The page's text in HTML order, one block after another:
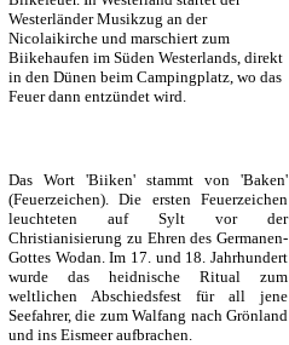
Westerländer Musikzug an der
Nicolaikirche und marschiert zum
Biikehaufen im Süden Westerlands, direkt
in den Dünen beim Campingplatz, wo das
Feuer dann entzündet wird.
Das Wort 'Biiken' stammt von 'Baken'
(Feuerzeichen). Die ersten Feuerzeichen
leuchteten auf Sylt vor der
Christianisierung zu Ehren des Germanen-
Gottes Wodan. Im 17. und 18. Jahrhundert
wurde das heidnische Ritual zum
weltlichen Abschiedsfest für all jene
Seefahrer, die zum Walfang nach Grönland
und ins Eismeer aufbrachen.